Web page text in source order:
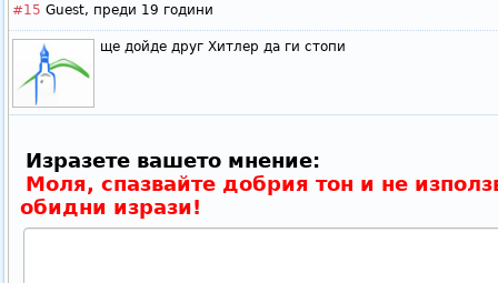
#15 Guest, преди 19 години
ще дойде друг Хитлер да ги стопи
Изразете вашето мнение:
Моля, спазвайте добрия тон и не
обидни изрази!